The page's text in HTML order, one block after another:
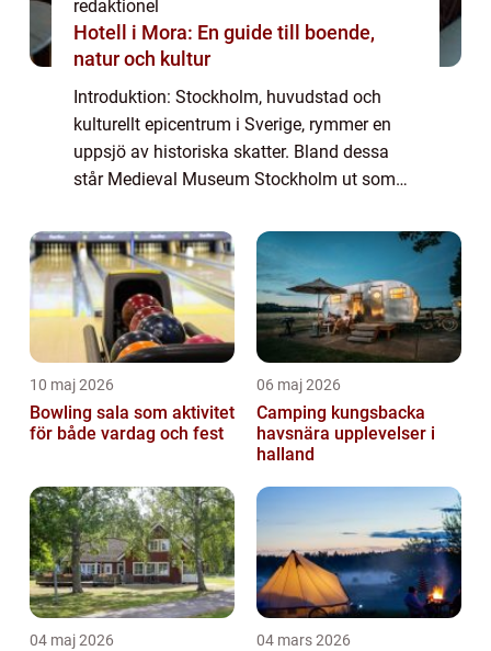
redaktionel
Hotell i Mora: En guide till boende,
natur och kultur
Introduktion: Stockholm, huvudstad och
kulturellt epicentrum i Sverige, rymmer en
uppsjö av historiska skatter. Bland dessa
står Medieval Museum Stockholm ut som
beläget i hjärtat av Gamla stan, är dedikerat
till...
10 maj 2026
Bowling sala som aktivitet
för både vardag och fest
06 maj 2026
Camping kungsbacka
havsnära upplevelser i
halland
04 maj 2026 04 mars 2026